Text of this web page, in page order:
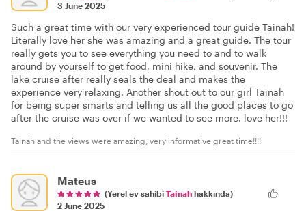
3 June 2025
Such a great time with our very experienced tour guide Tainah!
Literally love her she was amazing and a great guide. The tour
really gets you to see everything you need to and to walk
around by yourself to get food, mini hike, and souvenir. The
lake cruise after really seals the deal and makes the
experience very relaxing. Another shout out to our girl Tainah
for being super smarts and telling us all the good places to go
after the cruise was over if we wanted to see more. love her!!!
Tainah and the views were amazing, very informative great time!!!!
Mateus
(Yerel ev sahibi Tainah hakkında)
2 June 2025